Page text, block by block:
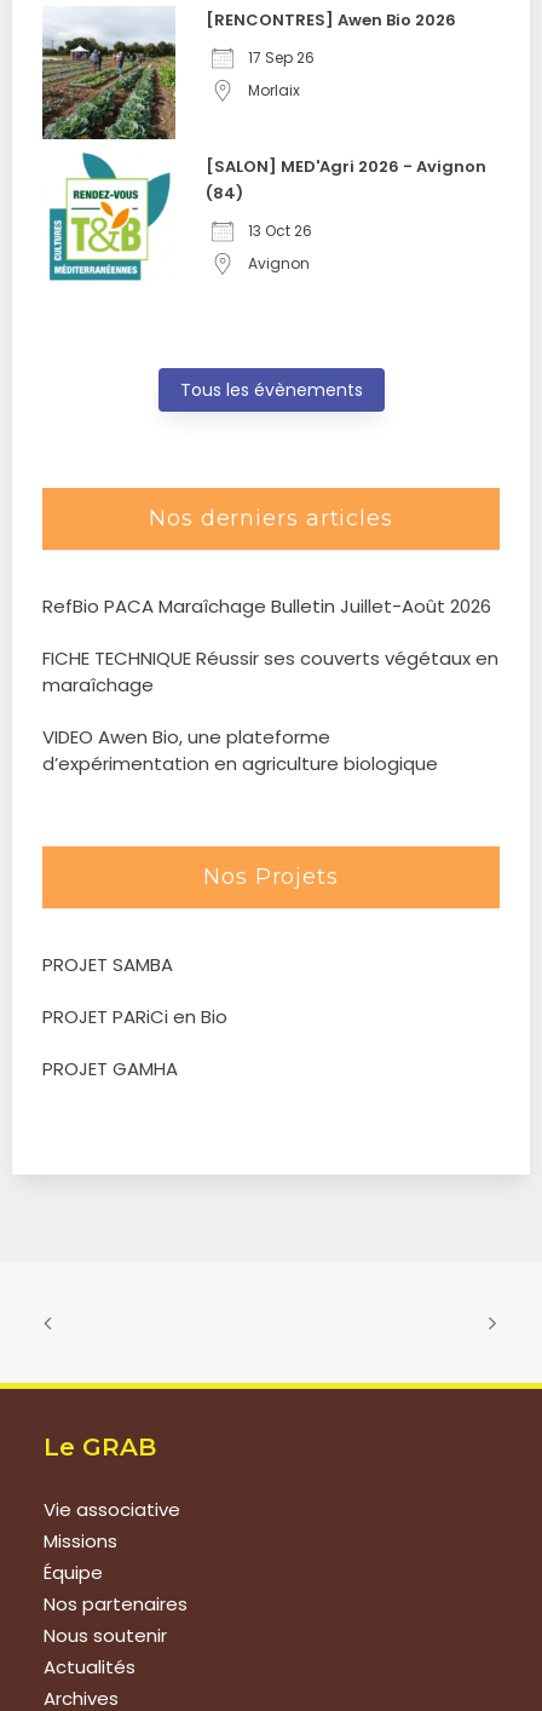
[RENCONTRES] Awen Bio 2026
17 Sep 26
Morlaix
[SALON] MED'Agri 2026 - Avignon
(84)
13 Oct 26
Avignon
Tous les évènements
Nos derniers articles
RefBio PACA Maraîchage Bulletin Juillet-Août 2026
FICHE TECHNIQUE Réussir ses couverts végétaux en
maraîchage
VIDEO Awen Bio, une plateforme
d’expérimentation en agriculture biologique
Nos Projets
PROJET SAMBA
PROJET PARiCi en Bio
PROJET GAMHA
Le GRAB
Vie associative
Missions
Équipe
Nos partenaires
Nous soutenir
Actualités
Archives